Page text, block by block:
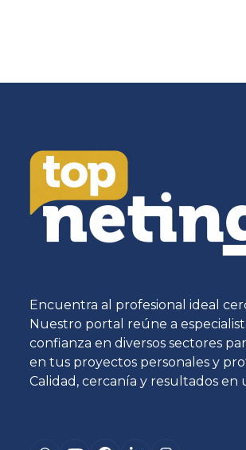
Encuentra al profesional ideal
Nuestro portal reúne a
confianza en diversos sectores
en tus proyectos personales y
Calidad, cercanía y resultados en